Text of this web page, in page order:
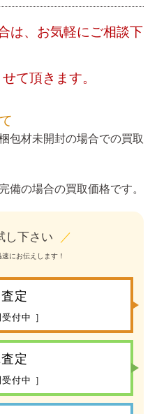
は、お気軽にご相談下
て頂きます。
包材未開封の場合での買取
備の場合の買取価格です。
し下さい ／
にお伝えします！
定
付中 ］
定
付中 ］